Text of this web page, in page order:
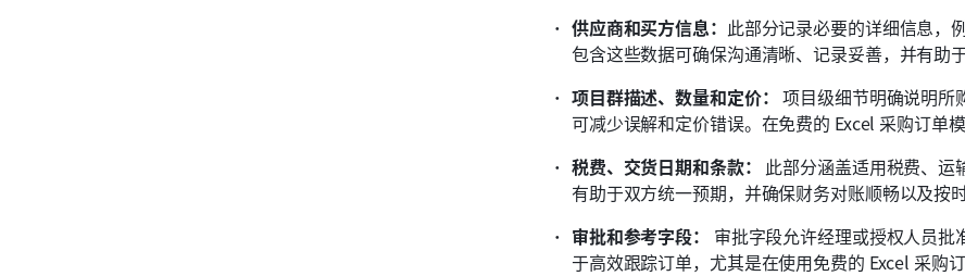
供应商和买方信息： 此部分记录必要的详细信息，
包含这些数据可确保沟通清晰、记录妥善，并有助
项目群描述、数量和定价： 项目级细节明确说明所
可减少误解和定价错误。在免费的 Excel 采购订单
税费、交货日期和条款：
此部分涵盖适用税费、
有助于双方统一预期，并确保财务对账顺畅以及按时
审批和参考字段：
审批字段允许经理或授权人员
于高效跟踪订单，尤其是在使用免费的 Excel 采购